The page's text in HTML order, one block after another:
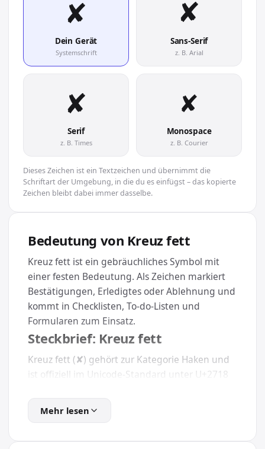
✘︎
Dein Gerät
Systemschrift
✘︎
Sans-Serif
z. B. Arial
✘︎
Serif
z. B. Times
✘︎
Monospace
z. B. Courier
Dieses Zeichen ist ein Textzeichen und übernimmt die
Schriftart der Umgebung, in die du es einfügst – das kopierte
Zeichen bleibt dabei immer dasselbe.
Bedeutung von Kreuz fett
Kreuz fett ist ein gebräuchliches Symbol mit
einer festen Bedeutung. Als Zeichen markiert
Bestätigungen, Erledigtes oder Ablehnung und
kommt in Checklisten, To-do-Listen und
Formularen zum Einsatz.
Steckbrief: Kreuz fett
Kreuz fett (✘) gehört zur Kategorie Haken und
ist offiziell im Unicode-Standard unter U+2718
Mehr lesen